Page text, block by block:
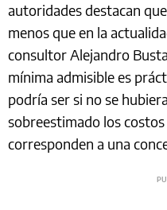
autoridades destacan
menos que en la
consultor Alejandro
mínima admisible es
podría ser si no se
sobreestimado los
corresponden a una